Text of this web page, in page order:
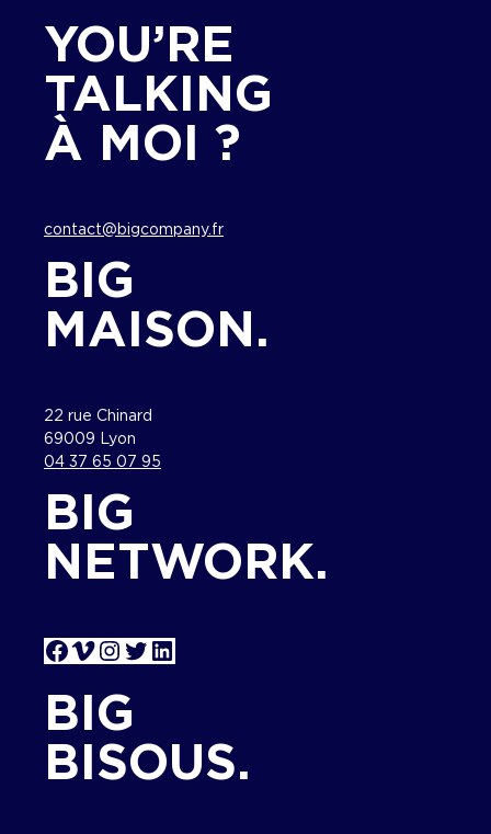
YOU’RE
TALKING
À MOI ?
contact@bigcompany.fr
BIG
MAISON.
22 rue Chinard
69009 Lyon
04 37 65 07 95
BIG
NETWORK.
Facebook Vimeo Instagram Twitter LinkedIn
BIG
BISOUS.